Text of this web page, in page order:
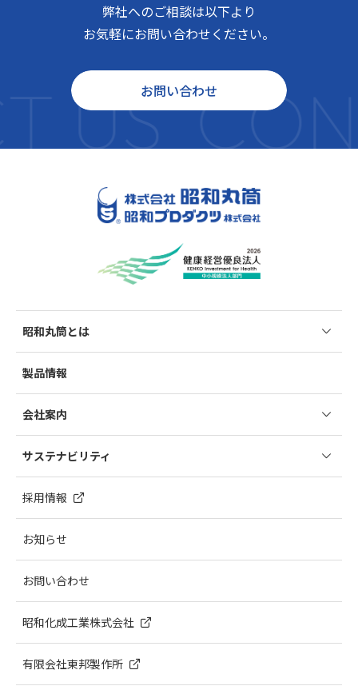
US
弊社へのご相談は以下より
お気軽にお問い合わせください。
お問い合わせ
昭和丸筒とは
製品情報
会社案内
会社沿革
昭和ミュージアム
サステナビリティ
昭和丸筒グループ品質方針
採用情報
お知らせ
お問い合わせ
昭和化成⼯業株式会社
有限会社東邦製作所